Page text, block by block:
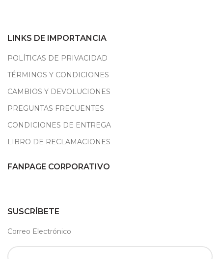
LINKS DE IMPORTANCIA
POLÍTICAS DE PRIVACIDAD
TÉRMINOS Y CONDICIONES
CAMBIOS Y DEVOLUCIONES
PREGUNTAS FRECUENTES
CONDICIONES DE ENTREGA
LIBRO DE RECLAMACIONES
FANPAGE CORPORATIVO
SUSCRÍBETE
Correo Electrónico